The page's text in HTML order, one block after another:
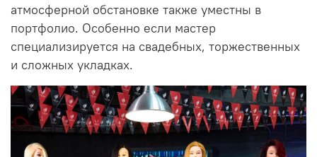
атмосферной обстановке также уместны в
портфолио. Особенно если мастер
специализируется на свадебных, торжественных
и сложных укладках.